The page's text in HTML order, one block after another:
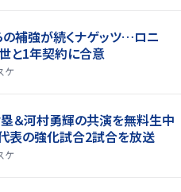
の補強が続くナゲッツ…ロニ
と1年契約に合意
ケ
塁＆河村勇輝の共演を無料生中
表の強化試合2試合を放送
ケ